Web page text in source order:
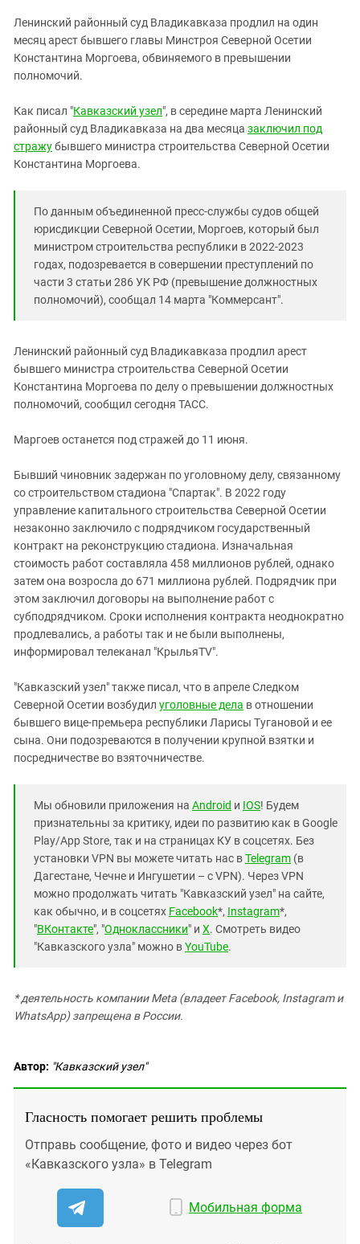
КАВКАЗ ЗА ПАЛЕСТИНУ
ИНАКОМЫСЛИЕ В ЧЕЧНЕ
ПРЕСЛЕДОВАНИЕ АКТИВИСТОВ
Ингушетия
Кабардино-Балкария
Карачаево-Черкесия
Краснодарский край
Нагорный Карабах
Ростовская область
Северная Осетия - Алания
СКФО
Ставропольский край
ЮФО
Ленинский районный суд Владикавказа продлил на один
месяц арест бывшего главы Минстроя Северной Осетии
Константина Моргоева, обвиняемого в превышении
полномочий.
Как писал "Кавказский узел", в середине марта Ленинский
районный суд Владикавказа на два месяца заключил под
стражубывшего министра строительства Северной Осетии
Константина Моргоева.
По данным объединенной пресс-службы судов общей
юрисдикции Северной Осетии, Моргоев, который был
министром строительства республики в 2022-2023
годах, подозревается в совершении преступлений по
части 3 статьи 286 УК РФ (превышение должностных
полномочий), сообщал 14 марта "Коммерсант".
Ленинский районный суд Владикавказа продлил арест
бывшего министра строительства Северной Осетии
Константина Моргоева по делу о превышении должностных
полномочий, сообщил сегодня ТАСС.
Маргоев останется под стражей до 11 июня.
Бывший чиновник задержан по уголовному делу, связанному
со строительством стадиона "Спартак". В 2022 году
управление капитального строительства Северной Осетии
незаконно заключило с подрядчиком государственный
контракт на реконструкцию стадиона. Изначальная
стоимость работ составляла 458 миллионов рублей, однако
затем она возросла до 671 миллиона рублей. Подрядчик при
этом заключил договоры на выполнение работ с
субподрядчиком. Сроки исполнения контракта неоднократно
продлевались, а работы так и не были выполнены,
информировал телеканал "КрыльяTV".
"Кавказский узел" также писал, что в апреле Cледком
Северной Осетии возбудил уголовные дела в отношении
бывшего вице-премьера республики Ларисы Тугановой и ее
сына. Они подозреваются в получении крупной взятки и
посредничестве во взяточничестве.
Мы обновили приложения на Android и IOS! Будем
признательны за критику, идеи по развитию как в Google
Play/App Store, так и на страницах КУ в соцсетях. Без
установки VPN вы можете читать нас вTelegram (в
Дагестане, Чечне и Ингушетии – с VPN). Через VPN
можно продолжать читать "Кавказский узел" на сайте,
как обычно, и в соцсетях Facebook*, Instagram*,
"ВКонтакте", "Одноклассники" и X. Смотреть видео
"Кавказского узла" можно вYouTube.
* деятельность компании Meta (владеет Facebook, Instagram и
WhatsApp) запрещена в России.
Автор: "Кавказский узел"
Гласность помогает решить проблемы
Отправь сообщение, фото и видео через бот
«Кавказского узла» в Telegram
Мобильная форма